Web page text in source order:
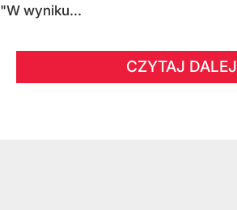
"W wyniku...
CZYTAJ DALEJ